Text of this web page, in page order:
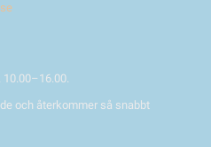
och återkommer så snabbt